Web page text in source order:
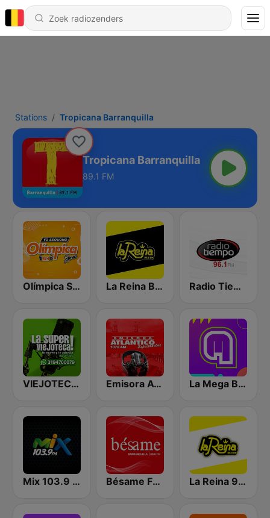
Stations Tropicana Barranquilla
Tropicana Barranquilla
89.1 FM
Olímpica Stereo Barranquilla 92.1 FM La Reina Barranquilla Radio Tiempo Barranquilla
VIEJOTECA "para Beber y Gozar" Emisora Atlantico La Mega Bogotá
Mix 103.9 FM Bésame FM Barranquilla La Reina 95.5 Cartagena